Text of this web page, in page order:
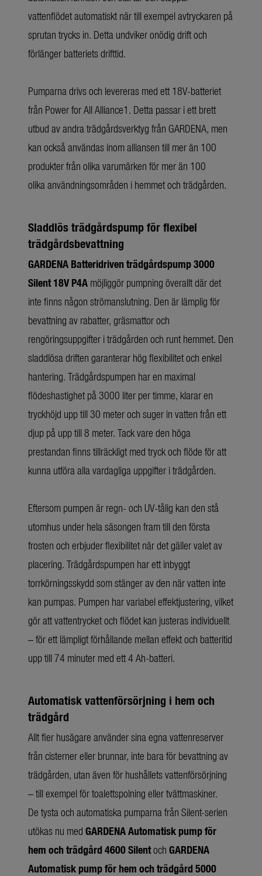
vattenflödet automatiskt när till exempel avtryckaren på
sprutan trycks in. Detta undviker onödig drift och
förlänger batteriets drifttid.
Pumparna drivs och levereras med ett 18V-batteriet
från Power for All Alliance1. Detta passar i ett brett
utbud av andra trädgårdsverktyg från GARDENA, men
kan också användas inom alliansen till mer än 100
produkter från olika varumärken för mer än 100
olika användningsområden i hemmet och trädgården.
Sladdlös trädgårdspump för flexibel
trädgårdsbevattning
GARDENA Batteridriven trädgårdspump 3000
Silent 18V P4A möjliggör pumpning överallt där det
inte finns någon strömanslutning. Den är lämplig för
bevattning av rabatter, gräsmattor och
rengöringsuppgifter i trädgården och runt hemmet. Den
sladdlösa driften garanterar hög flexibilitet och enkel
hantering. Trädgårdspumpen har en maximal
flödeshastighet på 3000 liter per timme, klarar en
tryckhöjd upp till 30 meter och suger in vatten från ett
djup på upp till 8 meter. Tack vare den höga
prestandan finns tillräckligt med tryck och flöde för att
kunna utföra alla vardagliga uppgifter i trädgården.
Eftersom pumpen är regn- och UV-tålig kan den stå
utomhus under hela säsongen fram till den första
frosten och erbjuder flexibilitet när det gäller valet av
placering. Trädgårdspumpen har ett inbyggt
torrkörningsskydd som stänger av den när vatten inte
kan pumpas. Pumpen har variabel effektjustering, vilket
gör att vattentrycket och flödet kan justeras individuellt
– för ett lämpligt förhållande mellan effekt och batteritid
upp till 74 minuter med ett 4 Ah-batteri.
Automatisk vattenförsörjning i hem och
trädgård
Allt fler husägare använder sina egna vattenreserver
från cisterner eller brunnar, inte bara för bevattning av
trädgården, utan även för hushållets vattenförsörjning
– till exempel för toalettspolning eller tvättmaskiner.
De tysta och automatiska pumparna från Silent-serien
utökas nu med GARDENA Automatisk pump för
hem och trädgård 4600 Silentoch GARDENA
Automatisk pump för hem och trädgård 5000